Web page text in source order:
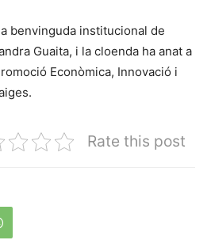
benvinguda institucional de
Guaita, i la cloenda ha anat a
Econòmica, Innovació i
Rate this post